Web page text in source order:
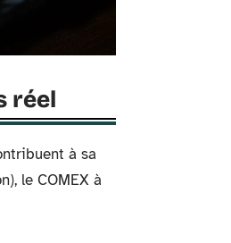
réel
à sa
le COMEX à